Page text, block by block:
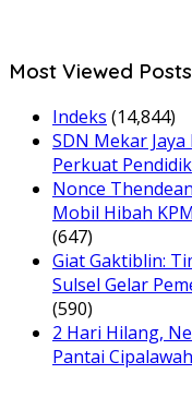
Most Viewed Posts
Indeks (14,844)
SDN Mekar
Perkuat
Nonce
Mobil Hibah
(647)
Giat Gaktiblin:
Sulsel Gelar
(590)
2 Hari Hilang,
Pantai